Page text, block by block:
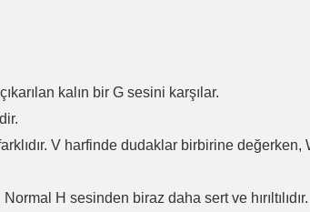
kalın bir G sesini karşılar.
V harfinde dudaklar birbirine değerken,
H sesinden biraz daha sert ve